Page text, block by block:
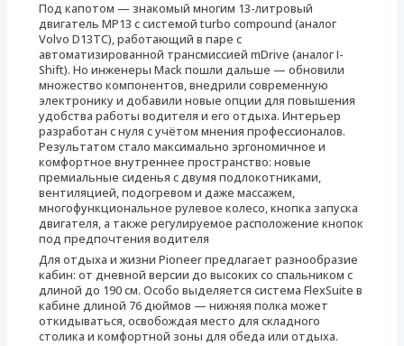
Под капотом — знакомый многим 13-литровый
двигатель MP13 с системой turbo compound (аналог
Volvo D13TC), работающий в паре с
автоматизированной трансмиссией mDrive (аналог I-
Shift). Но инженеры Mack пошли дальше — обновили
множество компонентов, внедрили современную
электронику и добавили новые опции для повышения
удобства работы водителя и его отдыха. Интерьер
разработан с нуля с учётом мнения профессионалов.
Результатом стало максимально эргономичное и
комфортное внутреннее пространство: новые
премиальные сиденья с двумя подлокотниками,
вентиляцией, подогревом и даже массажем,
многофункциональное рулевое колесо, кнопка запуска
двигателя, а также регулируемое расположение кнопок
под предпочтения водителя
Для отдыха и жизни Pioneer предлагает разнообразие
кабин: от дневной версии до высоких со спальником с
длиной до 190 см. Особо выделяется система FlexSuite в
кабине длиной 76 дюймов — нижняя полка может
откидываться, освобождая место для складного
столика и комфортной зоны для обеда или отдыха.